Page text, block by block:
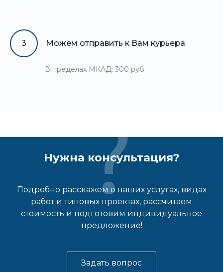
3 Можем отправить к Вам курьера
В пределах МКАД: 300 руб.
Нужна консультация?
Подробно расскажем о наших услугах, видах
работ и типовых проектах, рассчитаем
стоимость и подготовим индивидуальное
предложение!
Задать вопрос